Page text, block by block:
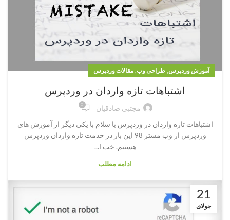
آموزش وردپرس, طراحی وب, مقالات وردپرس
اشتباهات تازه واردان در وردپرس
مجتبی صادقیان 0
اشتباهات تازه واردان در وردپرس با سلام با یکی دیگر از آموزش های
وردپرس از وب مستر 98 این بار در خدمت تازه واردان وردپرس
هستیم. خب ا...
ادامه مطلب
21
جولای